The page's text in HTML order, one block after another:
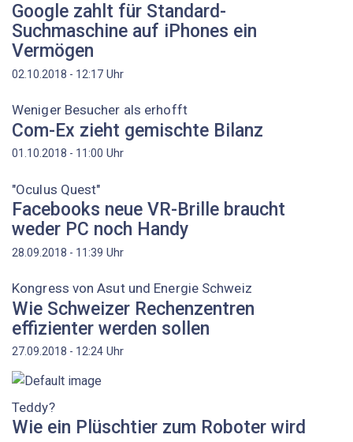
Google zahlt für Standard-
Suchmaschine auf iPhones ein
Vermögen
02.10.2018 - 12:17 Uhr
Weniger Besucher als erhofft
Com-Ex zieht gemischte Bilanz
01.10.2018 - 11:00 Uhr
"Oculus Quest"
Facebooks neue VR-Brille braucht
weder PC noch Handy
28.09.2018 - 11:39 Uhr
Kongress von Asut und Energie Schweiz
Wie Schweizer Rechenzentren
effizienter werden sollen
27.09.2018 - 12:24 Uhr
Teddy?
Wie ein Plüschtier zum Roboter wird